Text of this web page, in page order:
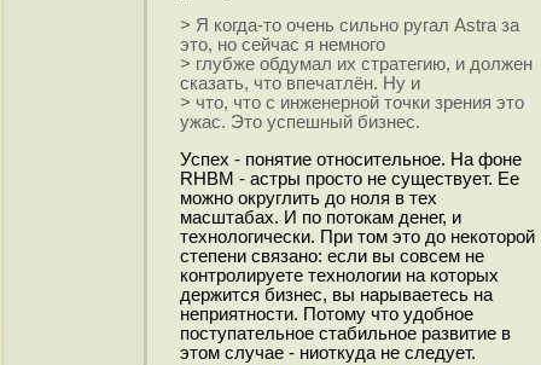
> Я когда-то очень сильно ругал Astra за
это, но сейчас я немного
> глубже обдумал их стратегию, и должен
сказать, что впечатлён. Ну и
> что, что с инженерной точки зрения это
ужас. Это успешный бизнес.
Успех - понятие относительное. На фоне
RHBM - астры просто не существует. Ее
можно округлить до ноля в тех
масштабах. И по потокам денег, и
технологически. При том это до некоторой
степени связано: если вы совсем не
контролируете технологии на которых
держится бизнес, вы нарываетесь на
неприятности. Потому что удобное
поступательное стабильное развитие в
этом случае - ниоткуда не следует.